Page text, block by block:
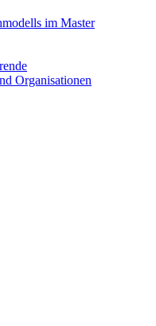
im Master
Organisationen